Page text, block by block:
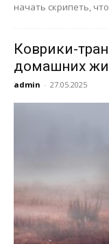
начать скрипеть,
Коврики-
домашних
admin - 27.05.2025